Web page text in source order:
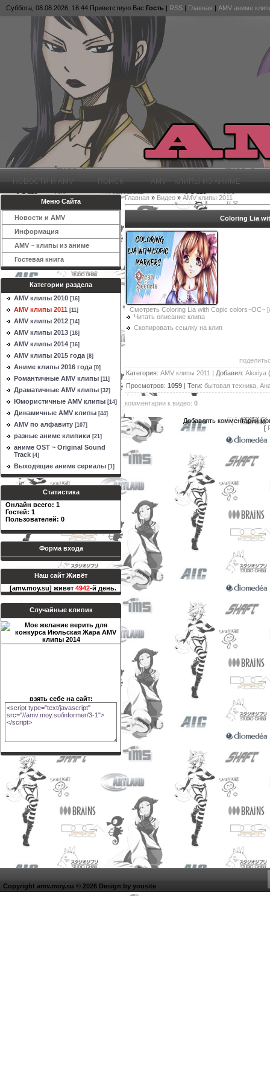
Суббота, 08.08.2026, 16:44 Приветствую Вас Гость | RSS | Главная | AMV аниме
НОВОСТИ И AMV ПОИСК AMV ~ КЛИПЫ ИЗ АНИМЕ
Меню Сайта
Новости и AMV
Информация
AMV ~ клипы из аниме
Гостевая книга
Категории раздела
AMV клипы 2010 [16]
AMV клипы 2011 [11]
AMV клипы 2012 [14]
AMV клипы 2013 [16]
AMV клипы 2014 [16]
AMV клипы 2015 года [8]
Аниме клипы 2016 года [0]
Романтичные AMV клипы [11]
Драматичные AMV клипы [32]
Юмористичные AMV клипы [14]
Динамичные AMV клипы [44]
AMV по алфавиту [107]
разные аниме клипики [21]
аниме OST ~ Original Sound
Track [4]
Выходящие аниме сериалы [1]
Статистика
Онлайн всего: 1
Гостей: 1
Пользователей: 0
Форма входа
Наш сайт Живёт
[amv.moy.su] живет 4942-й день.
Случайные клипик
взять себе на сайт:
Главная » Видео » AMV клипы 2011
Coloring Lia
Смотреть Coloring Lia with Copic colors~OC~
Читать описание клипа
Скопировать ссылку на клип
Категория: AMV клипы 2011 | Добавил: Alexiya
Просмотров: 1059 | Теги: бытовая техника
комментарии к видео: 0
Добавлять комментарии
[
Copyright amv.moy.su © 2026 Design by yousite